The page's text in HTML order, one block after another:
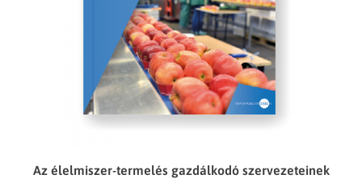
Az élelmiszer-termelés gazdálkodó szervezeteinek